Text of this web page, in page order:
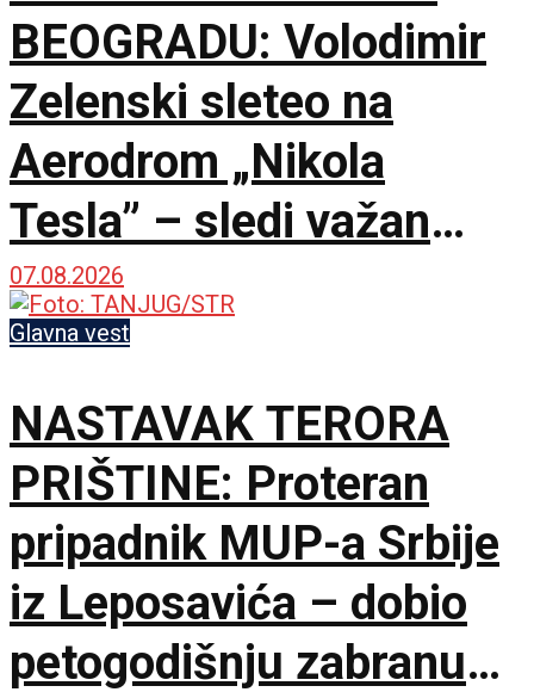
BEOGRADU: Volodimir
Zelenski sleteo na
Aerodrom „Nikola
Tesla” – sledi važan
sastanak sa Vučićem
07.08.2026
Glavna vest
NASTAVAK TERORA
PRIŠTINE: Proteran
pripadnik MUP-a Srbije
iz Leposavića – dobio
petogodišnju zabranu